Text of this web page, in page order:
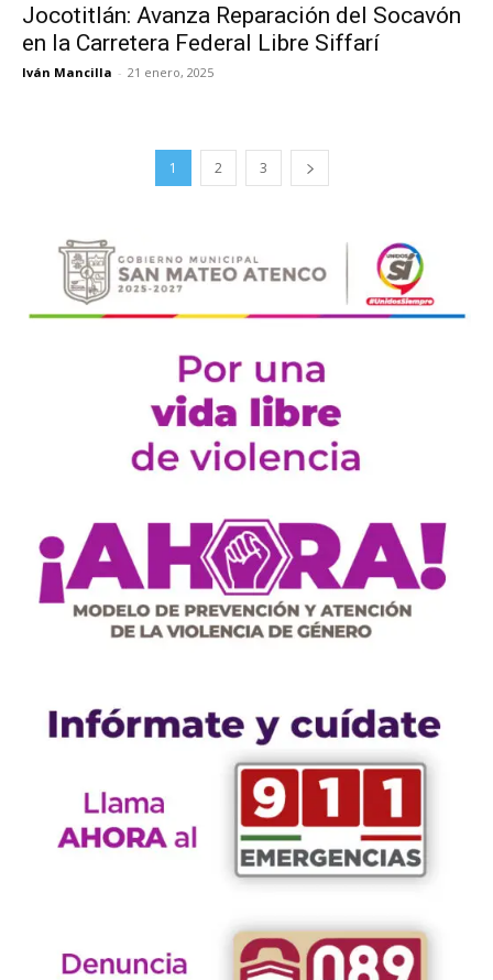
Jocotitlán: Avanza Reparación del Socavón
en la Carretera Federal Libre Siffarí
Iván Mancilla - 21 enero, 2025
1 2 3